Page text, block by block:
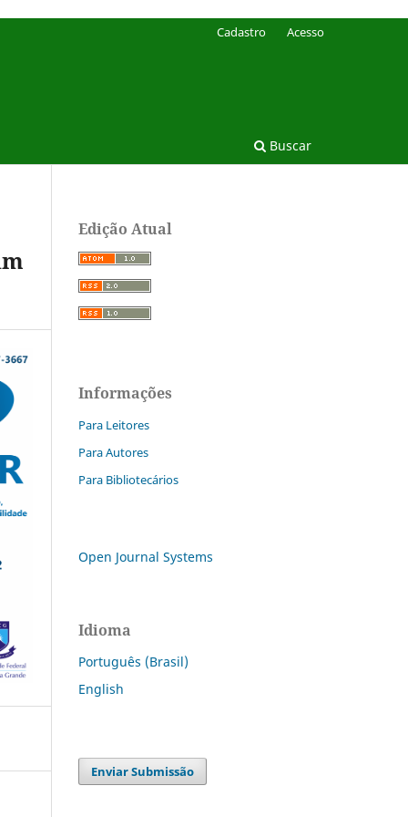
Buscar
Cadastro Acesso
Edição Atual
Informações
Para Leitores
Para Autores
Para Bibliotecários
Open Journal Systems
Idioma
Português (Brasil)
English
Enviar Submissão